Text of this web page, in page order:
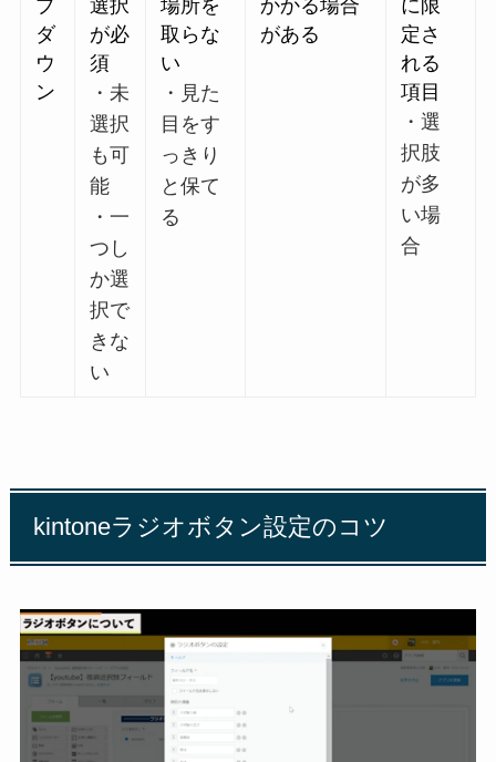
プ
ダ
ウ
ン
選択
が必
須
・未
選択
も可
能
・一
つし
か選
択で
きな
い
場所を
取らな
い
・見た
目をす
っきり
と保て
る
かかる場合
がある
に限
定さ
れる
項目
・選
択肢
が多
い場
合
kintoneラジオボタン設定のコツ